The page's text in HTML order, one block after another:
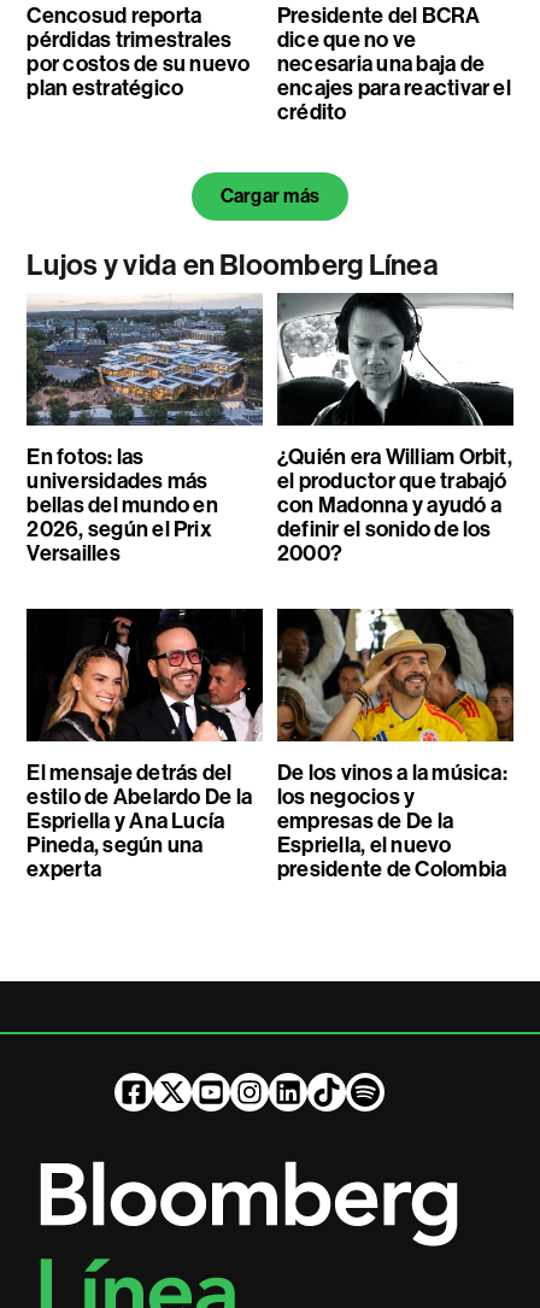
Cencosud reporta
pérdidas trimestrales
por costos de su nuevo
plan estratégico
Presidente del BCRA
dice que no ve
necesaria una baja de
encajes para reactivar el
crédito
Cargar más
Lujos y vida en Bloomberg Línea
En fotos: las
universidades más
bellas del mundo en
2026, según el Prix
Versailles
¿Quién era William Orbit,
el productor que trabajó
con Madonna y ayudó a
definir el sonido de los
2000?
El mensaje detrás del
estilo de Abelardo De la
Espriella y Ana Lucía
Pineda, según una
experta
De los vinos a la música:
los negocios y
empresas de De la
Espriella, el nuevo
presidente de Colombia